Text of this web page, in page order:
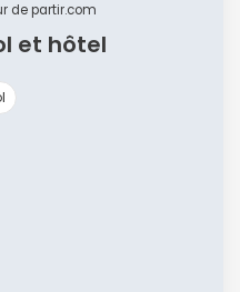
de partir.com
et hôtel